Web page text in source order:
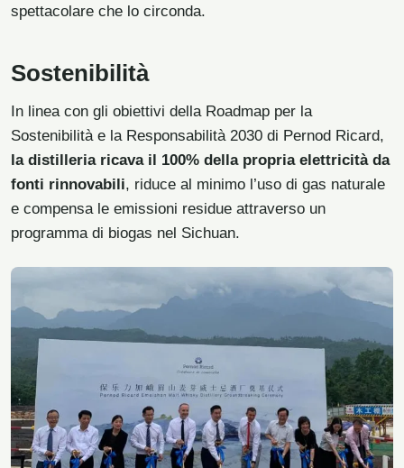
spettacolare che lo circonda.
Sostenibilità
In linea con gli obiettivi della Roadmap per la
Sostenibilità e la Responsabilità 2030 di Pernod Ricard,
la distilleria ricava il 100% della propria elettricità da
fonti rinnovabili, riduce al minimo l’uso di gas naturale
e compensa le emissioni residue attraverso un
programma di biogas nel Sichuan.